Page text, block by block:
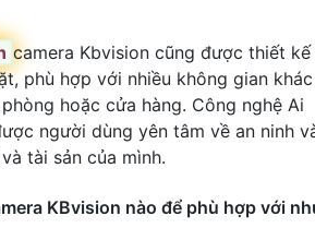
camera Kbvision cũng được thiết kế
phù hợp với nhiều không gian khác
hoặc cửa hàng. Công nghệ Ai
người dùng yên tâm về an ninh
tài sản của mình.
KBvision nào để phù hợp với